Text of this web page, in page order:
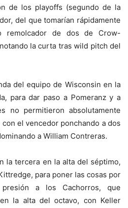
de los playoffs (segundo de la
del que tomarían rápidamente
remolcador de dos de Crow-
la curta tras wild pitch del
del equipo de Wisconsin en la
para dar paso a Pomeranz y a
no permitieron absolutamente
el vencedor ponchando a dos
a William Contreras.
la tercera en la alta del séptimo,
para poner las cosas por
a los Cachorros, que
la alta del octavo, con Keller